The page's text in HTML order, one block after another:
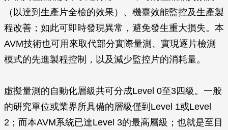
（以達到生產片全檢的效果）、機臺效能監控及生產製
程改善；如此可即時發現異常，避免發生重大損失。本
AVM技術也可用來取代部分實際量測、實現逐片檢測
模式的先進製程控制，以及減少監控片的消耗量。
虛擬量測的自動化層級共可分成Level 0至3四級。一般
的研究單位或業界所具備的層級僅到Level 1或Level
2；而本AVM系統已達Level 3的最高層級；也就是至目